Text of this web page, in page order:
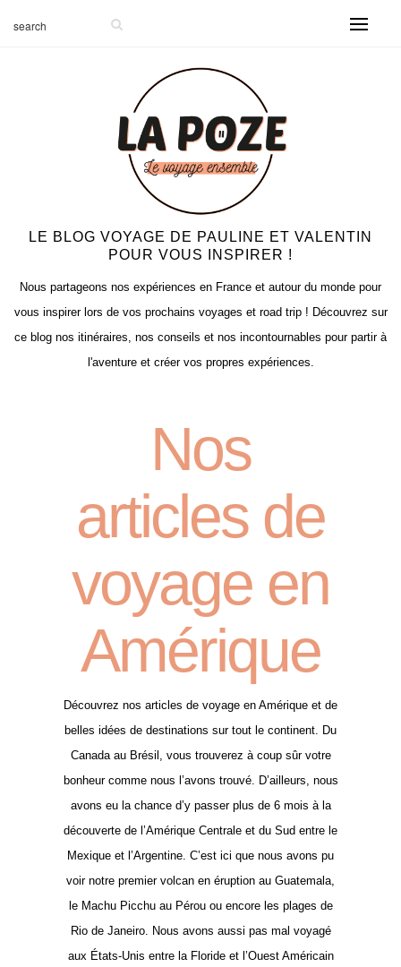
LE BLOG VOYAGE DE PAULINE ET VALENTIN
POUR VOUS INSPIRER !
Nous partageons nos expériences en France et autour du monde pour
vous inspirer lors de vos prochains voyages et road trip ! Découvrez sur
ce blog nos itinéraires, nos conseils et nos incontournables pour partir à
l'aventure et créer vos propres expériences.
Nos
articles de
voyage en
Amérique
Découvrez nos articles de voyage en Amérique et de
belles idées de destinations sur tout le continent. Du
Canada au Brésil, vous trouverez à coup sûr votre
bonheur comme nous l’avons trouvé. D’ailleurs, nous
avons eu la chance d’y passer plus de 6 mois à la
découverte de l’Amérique Centrale et du Sud entre le
Mexique et l’Argentine. C’est ici que nous avons pu
voir notre premier volcan en éruption au Guatemala,
le Machu Picchu au Pérou ou encore les plages de
Rio de Janeiro. Nous avons aussi pas mal voyagé
aux États-Unis entre la Floride et l’Ouest Américain